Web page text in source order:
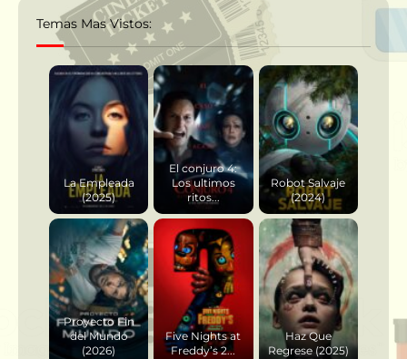
Temas Mas Vistos:
La Empleada
(2025)
El conjuro 4:
Los ultimos
ritos...
Robot Salvaje
(2024)
Proyecto Fin
del Mundo
(2026)
Five Nights at
Freddy’s 2...
Haz Que
Regrese (2025)